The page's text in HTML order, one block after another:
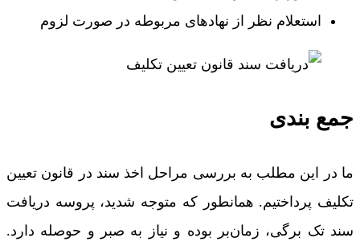
استعلام نظر از نهادهای مربوطه در صورت لزوم
جمع بندی
ما در این مطلب به بررسی مراحل اخذ سند در قانون تعیین
تکلیف پرداختیم. همانطور که متوجه شدید، پروسه دریافت
سند تک برگی، زمان‌بر بوده و نیاز به صبر و حوصله دارد.